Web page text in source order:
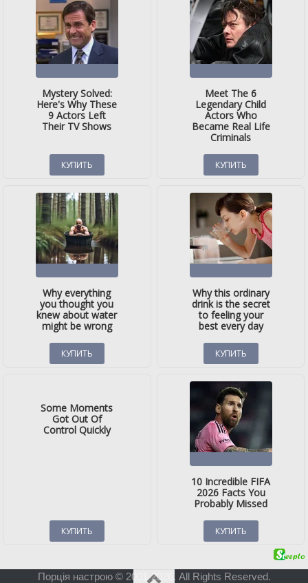
Порція настрою © 2001-2026. All Rights Reserved.